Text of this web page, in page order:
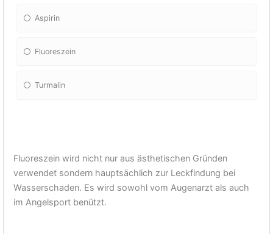
Aspirin
Fluoreszein
Turmalin
Fluoreszein wird nicht nur aus ästhetischen Gründen
verwendet sondern hauptsächlich zur Leckfindung bei
Wasserschaden. Es wird sowohl vom Augenarzt als auch
im Angelsport benützt.